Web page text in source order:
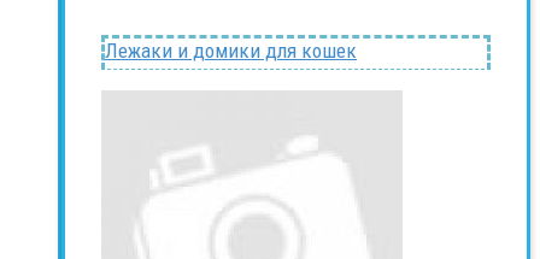
Лежаки и домики для кошек